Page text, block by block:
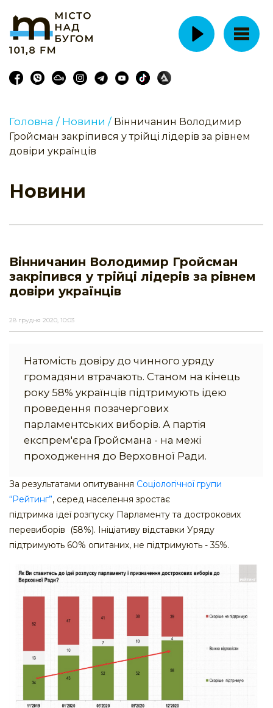
Головна / Новини / Вінничанин Володимир
Гройсман закріпився у трійці лідерів за рівнем
довіри українців
Новини
Вінничанин Володимир Гройсман
закріпився у трійці лідерів за рівнем
довіри українців
28 грудня 2020, 10:03
Натомість довіру до чинного уряду
громадяни втрачають. Станом на кінець
року 58% українців підтримують ідею
проведення позачергових
парламентських виборів. А партія
експрем'єра Гройсмана - на межі
проходження до Верховної Ради.
За результатами опитування Соціологічної групи
“Рейтинг”, серед населення зростає
підтримка ідеї розпуску Парламенту та дострокових
перевиборів (58%). Ініціативу відставки Уряду
підтримують 60% опитаних, не підтримують - 35%.